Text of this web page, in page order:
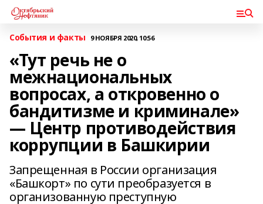
События и факты 9 НОЯБРЯ 2020, 10:56
«Тут речь не о
межнациональных
вопросах, а откровенно о
бандитизме и криминале»
— Центр противодействия
коррупции в Башкирии
Запрещенная в России организация
«Башкорт» по сути преобразуется в
организованную преступную